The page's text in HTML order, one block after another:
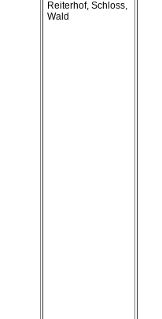
Reiterhof, Schloss,
Wald